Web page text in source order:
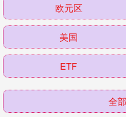
欧元区
美国
ETF
全